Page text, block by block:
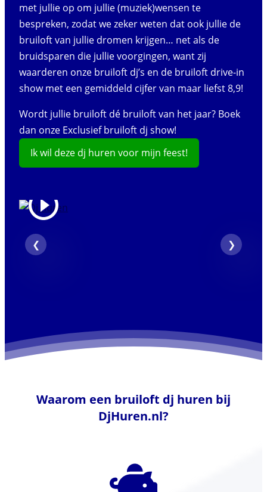
met jullie op om jullie (muziek)wensen te
bespreken, zodat we zeker weten dat ook jullie de
bruiloft van jullie dromen krijgen… net als de
bruidsparen die jullie voorgingen, want zij
waarderen onze bruiloft dj’s en de bruiloft drive-in
show met een gemiddeld cijfer van maar liefst 8,9!
Wordt jullie bruiloft dé bruiloft van het jaar? Boek
dan onze Exclusief bruiloft dj show!
Ik wil deze dj huren voor mijn feest!
Waarom een bruiloft dj huren bij
DjHuren.nl?